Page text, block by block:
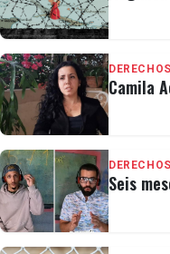
Camila
Seis